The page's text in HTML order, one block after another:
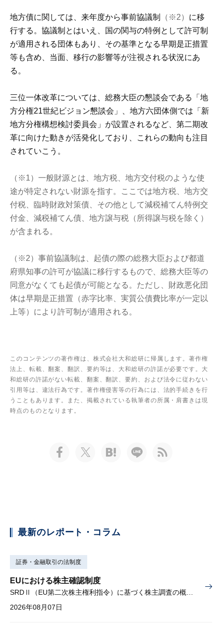
地方債に関しては、来年度から事前協議制 （※2） に移
行する。協議制とはいえ、国の関与の特例として許可制
が適用される団体もあり、その基準となる早期是正措置
等も含め、当面、移行の影響等が注視される状況にあ
る。
三位一体改革については、総務大臣の懇談会である「地
方分権21世紀ビジョン懇談会」、地方六団体側では「新
地方分権構想検討委員会」が設置されるなど、第二期改
革に向けた動きが活発化しており、これらの動向も注目
されていこう。
（※1）一般財源とは、地方税、地方交付税のような使
途が特定されない財源を指す。ここでは地方税、地方交
付税、臨時財政対策債、その他として減税補てん特例交
付金、減税補てん債、地方譲与税（所得譲与税を除く）
が含まれる。
（※2）事前協議制は、起債の際の総務大臣および都道
府県知事の許可が協議に移行するもので、総務大臣等の
同意がなくても起債が可能となる。ただし、財政悪化団
体は早期是正措置（赤字比率、実質公債費比率が一定以
上等）により許可制が適用される。
このコンテンツの著作権は、株式会社大和総研に帰属します。著作権
法上、転載、翻案、翻訳、要約等は、大和総研の許諾が必要です。大
和総研の許諾がない転載、翻案、翻訳、要約、および法令に従わない
引用等は、違法行為です。著作権侵害等の行為には、法的手続きを行
うこともあります。また、掲載されている執筆者の所属・肩書きは現
時点のものとなります。
最新のレポート・コラム
証券・金融取引の法制度
EUにおける株主確認制度
2026年08月07日